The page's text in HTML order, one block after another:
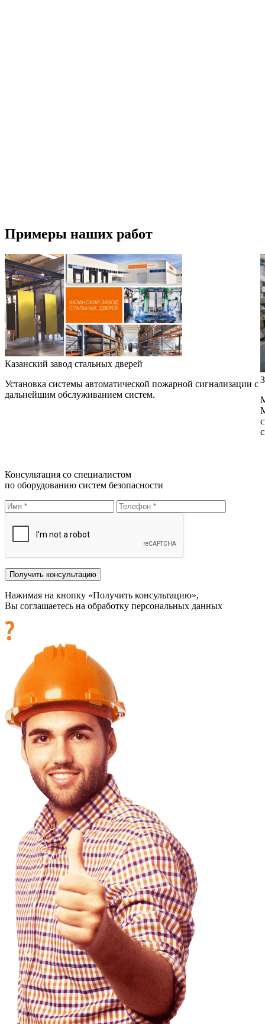
Примеры наших работ
Казанский завод стальных дверей
Установка системы автоматической пожарной сигнализации с
дальнейшим обслуживанием систем.
Консультация со специалистом
по оборудованию систем безопасности
Нажимая на кнопку «Получить консультацию»,
Вы соглашаетесь на обработку персональных данных